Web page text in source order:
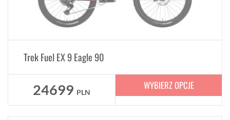
Trek Fuel EX 9 Eagle 90
24699 PLN
WYBIERZ OPCJE